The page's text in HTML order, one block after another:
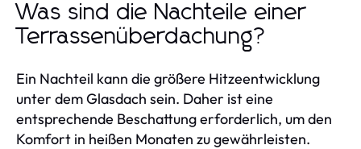
Was sind die Nachteile einer
Terrassenüberdachung?
Ein Nachteil kann die größere Hitzeentwicklung
unter dem Glasdach sein. Daher ist eine
entsprechende Beschattung erforderlich, um den
Komfort in heißen Monaten zu gewährleisten.